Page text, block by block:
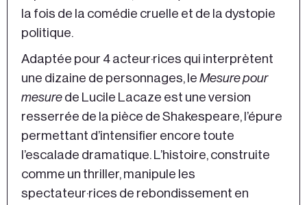
la fois de la comédie cruelle et de la dystopie
politique.
Adaptée pour 4 acteur·rices qui interprètent
une dizaine de personnages, le Mesure pour
mesure de Lucile Lacaze est une version
resserrée de la pièce de Shakespeare, l’épure
permettant d’intensifier encore toute
l’escalade dramatique. L’histoire, construite
comme un thriller, manipule les
spectateur·rices de rebondissement en